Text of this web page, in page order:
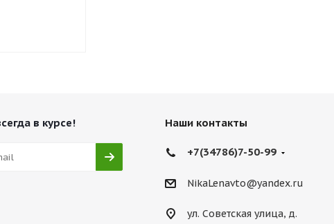
в курсе! Наши контакты
+7(34786)7-50-99
NikaLenavto@yandex.ru
ул. Советская улица, д.